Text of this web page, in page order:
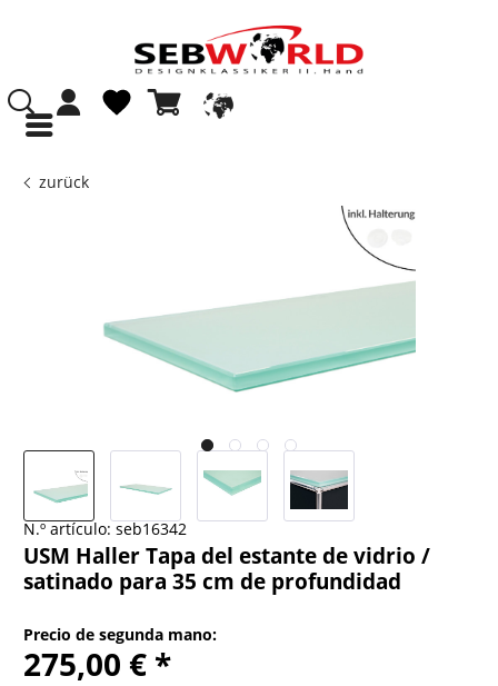
zurück
N.º artículo: seb16342
USM Haller Tapa del estante de vidrio /
satinado para 35 cm de profundidad
Precio de segunda mano:
275,00 € *